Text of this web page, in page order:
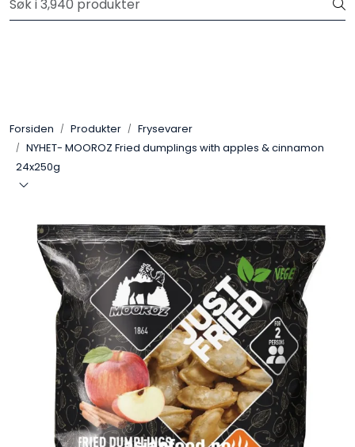
Skip to main content
Velkommen til vår nye nettbutikk! Trykk her for å lese mer
Forsiden Produkter
Frysevarer
NYHET- MOOROZ Fried dumplings with apples & cinnamon
24x250g
Restaurantprodukter